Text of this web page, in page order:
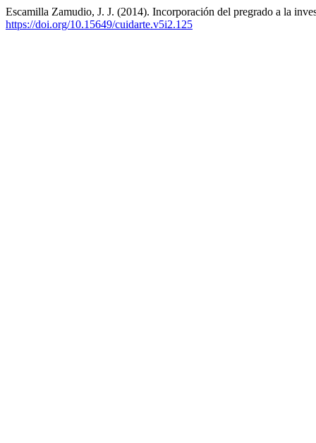
Escamilla Zamudio, J. J. (2014). Incorporación del pregrado a la
https://doi.org/10.15649/cuidarte.v5i2.125